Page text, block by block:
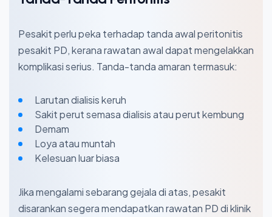
Pesakit perlu peka terhadap tanda awal peritonitis
pesakit PD, kerana rawatan awal dapat mengelakkan
komplikasi serius. Tanda-tanda amaran termasuk:
Larutan dialisis keruh
Sakit perut semasa dialisis atau perut kembung
Demam
Loya atau muntah
Kelesuan luar biasa
Jika mengalami sebarang gejala di atas, pesakit
disarankan segera mendapatkan rawatan PD di klinik